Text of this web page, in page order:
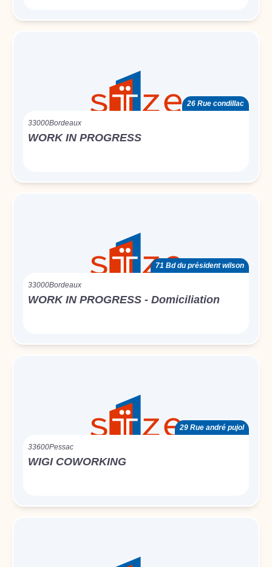
26 Rue condillac
33000Bordeaux
WORK IN PROGRESS
71 Bd du président wilson
33000Bordeaux
WORK IN PROGRESS - Domiciliation
29 Rue andré pujol
33600Pessac
WIGI COWORKING